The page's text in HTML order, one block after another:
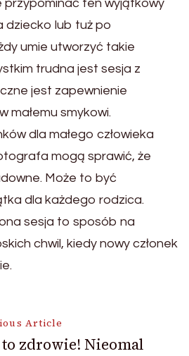
przypominać ten wyjątkowy
dziecko lub tuż po
umie utworzyć takie
trudna jest sesja z
jest zapewnienie
małemu smykowi.
dla małego człowieka
mogą sprawić, że
Może to być
dla każdego rodzica.
sesja to sposób na
chwil, kiedy nowy członek
Article
to zdrowie! Nieomal